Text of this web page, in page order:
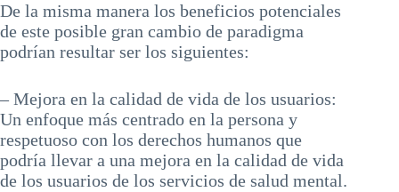
De la misma manera los beneficios potenciales
de este posible gran cambio de paradigma
podrían resultar ser los siguientes:
– Mejora en la calidad de vida de los usuarios:
Un enfoque más centrado en la persona y
respetuoso con los derechos humanos que
podría llevar a una mejora en la calidad de vida
de los usuarios de los servicios de salud mental.